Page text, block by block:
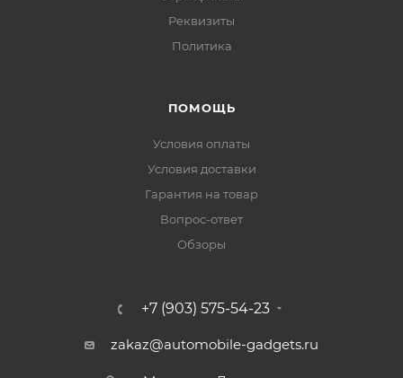
Реквизиты
Политика
ПОМОЩЬ
Условия оплаты
Условия доставки
Гарантия на товар
Вопрос-ответ
Обзоры
+7 (903) 575-54-23
zakaz@automobile-gadgets.ru